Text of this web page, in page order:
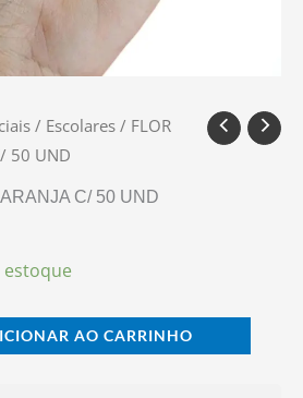
/ Escolares / FLOR
50 UND
C/ 50 UND
estoque
AO CARRINHO